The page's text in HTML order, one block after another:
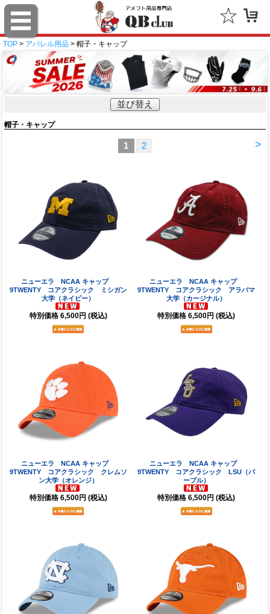
TOP > アパレル用品 > 帽子・キャップ
並び替え
帽子・キャップ
>
1 2
ニューエラ NCAA キャップ
9TWENTY コアクラシック ミシガン
大学（ネイビー）
特別価格 6,500円 (税込)
ニューエラ NCAA キャップ
9TWENTY コアクラシック アラバマ
大学（カージナル）
特別価格 6,500円 (税込)
ニューエラ NCAA キャップ
9TWENTY コアクラシック クレムソ
ン大学（オレンジ）
特別価格 6,500円 (税込)
ニューエラ NCAA キャップ
9TWENTY コアクラシック LSU（パ
ープル）
特別価格 6,500円 (税込)